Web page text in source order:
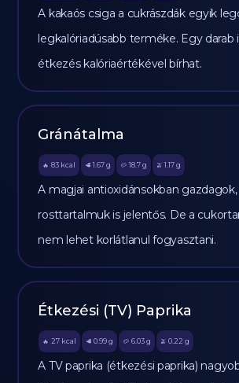
A kakaós csiga a cukrászdák egyik
legkalóriadúsabb terméke. Egy darab
étkezés kalóriaértékével bírhat.
Gránátalma
🔥 83 kcal 🥩 1.67 g 🥔 18.7g 🫒 1.17 g
A magjai antioxidánsokban gazdagok,
rosttartalmuk is jelentős. De a
nem lehet korlátlanul fogyasztani.
Étkezési (TV) Paprika
🔥 27 kcal 🥩 0.99 g 🥔 6.03g 🫒 0.22 g
A TV paprika (étkezési paprika)